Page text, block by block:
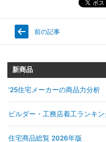
前の記事
新商品
’25住宅メーカーの商品力分析
ビルダー・工務店着工ランキ
住宅商品総覧 2026年版